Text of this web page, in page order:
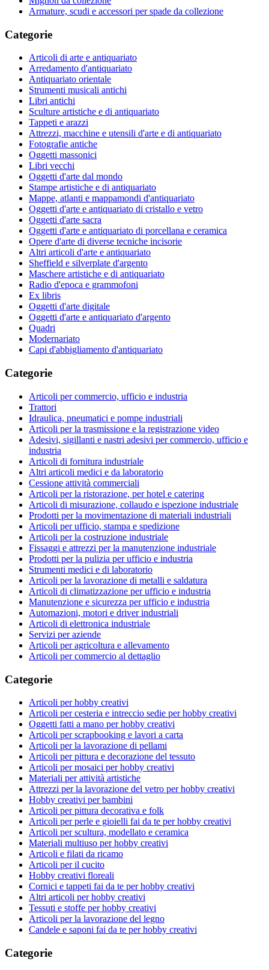
Armature, scudi e accessori per spade da collezione
Categorie
Articoli di arte e antiquariato
Arredamento d'antiquariato
Antiquariato orientale
Strumenti musicali antichi
Libri antichi
Sculture artistiche e di antiquariato
Tappeti e arazzi
Attrezzi, macchine e utensili d'arte e di antiquariato
Fotografie antiche
Oggetti massonici
Libri vecchi
Oggetti d'arte dal mondo
Stampe artistiche e di antiquariato
Mappe, atlanti e mappamondi d'antiquariato
Oggetti d'arte e antiquariato di cristallo e vetro
Oggetti d'arte sacra
Oggetti d'arte e antiquariato di porcellana e ceramica
Opere d'arte di diverse tecniche incisorie
Altri articoli d'arte e antiquariato
Sheffield e silverplate d'argento
Maschere artistiche e di antiquariato
Radio d'epoca e grammofoni
Ex libris
Oggetti d'arte digitale
Oggetti d'arte e antiquariato d'argento
Quadri
Modernariato
Capi d'abbigliamento d'antiquariato
Categorie
Articoli per commercio, ufficio e industria
Trattori
Idraulica, pneumatici e pompe industriali
Articoli per la trasmissione e la registrazione video
Adesivi, sigillanti e nastri adesivi per commercio, ufficio e
industria
Articoli di fornitura industriale
Altri articoli medici e da laboratorio
Cessione attività commerciali
Articoli per la ristorazione, per hotel e catering
Articoli di misurazione, collaudo e ispezione industriale
Prodotti per la movimentazione di materiali industriali
Articoli per ufficio, stampa e spedizione
Articoli per la costruzione industriale
Fissaggi e attrezzi per la manutenzione industriale
Prodotti per la pulizia per ufficio e industria
Strumenti medici e di laboratorio
Articoli per la lavorazione di metalli e saldatura
Articoli di climatizzazione per ufficio e industria
Manutenzione e sicurezza per ufficio e industria
Automazioni, motori e driver industriali
Articoli di elettronica industriale
Servizi per aziende
Articoli per agricoltura e allevamento
Articoli per commercio al dettaglio
Categorie
Articoli per hobby creativi
Articoli per cesteria e intreccio sedie per hobby creativi
Oggetti fatti a mano per hobby creativi
Articoli per scrapbooking e lavori a carta
Articoli per la lavorazione di pellami
Articoli per pittura e decorazione del tessuto
Articoli per mosaici per hobby creativi
Materiali per attività artistiche
Attrezzi per la lavorazione del vetro per hobby creativi
Hobby creativi per bambini
Articoli per pittura decorativa e folk
Articoli per perle e gioielli fai da te per hobby creativi
Articoli per scultura, modellato e ceramica
Materiali multiuso per hobby creativi
Articoli e filati da ricamo
Articoli per il cucito
Hobby creativi floreali
Cornici e tappeti fai da te per hobby creativi
Altri articoli per hobby creativi
Tessuti e stoffe per hobby creativi
Articoli per la lavorazione del legno
Candele e saponi fai da te per hobby creativi
Categorie